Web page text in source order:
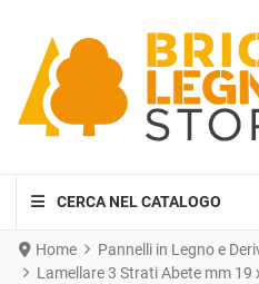
CERCA NEL CATALOGO
Home Pannelli in Legno e
Lamellare 3 Strati Abete mm 19